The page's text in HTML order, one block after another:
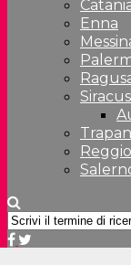
Enna